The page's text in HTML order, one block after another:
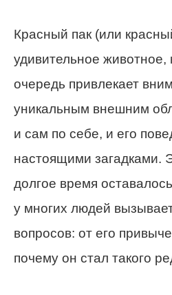
Красный пак (или
удивительное животное,
очередь привлекает
уникальным внешним
и сам по себе, и его
настоящими загадками.
долгое время
у многих людей
вопросов: от его
почему он стал такого